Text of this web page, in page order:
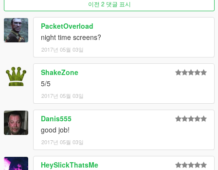
이전 2 댓글 표시
PacketOverload
night time screens?
2017년 05월 03일
ShakeZone
5/5
2017년 05월 03일
Danis555
good job!
2017년 05월 03일
HeySlickThatsMe